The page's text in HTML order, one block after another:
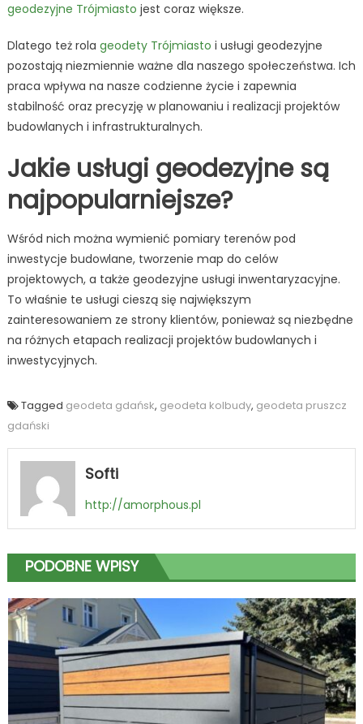
geodezyjne Trójmiasto jest coraz większe.
Dlatego też rola geodety Trójmiasto i usługi geodezyjne
pozostają niezmiennie ważne dla naszego społeczeństwa. Ich
praca wpływa na nasze codzienne życie i zapewnia
stabilność oraz precyzję w planowaniu i realizacji projektów
budowlanych i infrastrukturalnych.
Jakie usługi geodezyjne są
najpopularniejsze?
Wśród nich można wymienić pomiary terenów pod
inwestycje budowlane, tworzenie map do celów
projektowych, a także geodezyjne usługi inwentaryzacyjne.
To właśnie te usługi cieszą się największym
zainteresowaniem ze strony klientów, ponieważ są niezbędne
na różnych etapach realizacji projektów budowlanych i
inwestycyjnych.
Tagged geodeta gdańsk, geodeta kolbudy, geodeta pruszcz
gdański
Softi
http://amorphous.pl
PODOBNE WPISY